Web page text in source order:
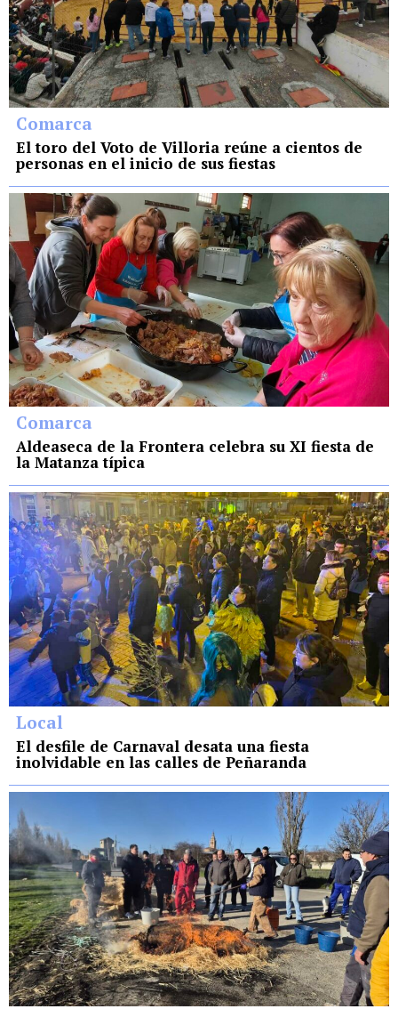
Comarca
El toro del Voto de Villoria reúne a cientos de
personas en el inicio de sus fiestas
Comarca
Aldeaseca de la Frontera celebra su XI fiesta de
la Matanza típica
Local
El desfile de Carnaval desata una fiesta
inolvidable en las calles de Peñaranda